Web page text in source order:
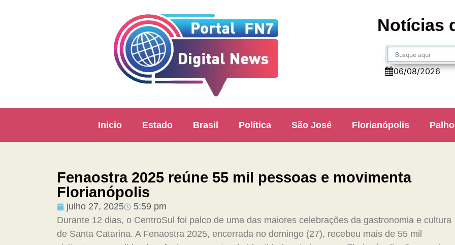
Notícias
06/08/2026
Inicio Estado Brasil Política São José Florianópolis
Fenaostra 2025 reúne 55 mil pessoas e movimenta
Florianópolis
julho 27, 2025
5:59 pm
Durante 12 dias, o CentroSul foi palco de uma das maiores celebrações da gastronomia e cultura
de Santa Catarina. A Fenaostra 2025, encerrada no domingo (27), recebeu mais de 55 mil